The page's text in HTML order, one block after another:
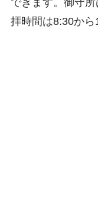
拝時間は8:30から